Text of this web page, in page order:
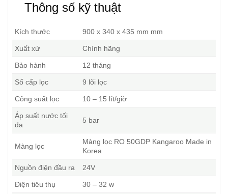
Thông số kỹ thuật
Kích thước 900 x 340 x 435 mm mm
Xuất xứ Chính hãng
Bảo hành 12 tháng
Số cấp lọc 9 lõi lọc
Công suất lọc 10 – 15 lít/giờ
Áp suất nước tối
đa
5 bar
Màng lọc
Màng lọc RO 50GDP Kangaroo Made in
Korea
Nguồn điện đầu ra 24V
Điện tiêu thụ 30 – 32 w